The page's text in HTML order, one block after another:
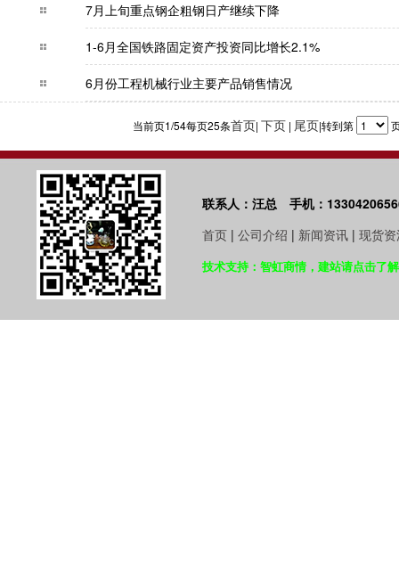
7月上旬重点钢企粗钢日产继续下降
1-6月全国铁路固定资产投资同比增长2.1%
6月份工程机械行业主要产品销售情况
当前页1/54每页25条首页| 下页 | 尾页|转到第
联系人：汪总 手机：
首页 | 公司介绍 | 新闻资讯 | 现货
技术支持：智虹商情，建站请点击了解